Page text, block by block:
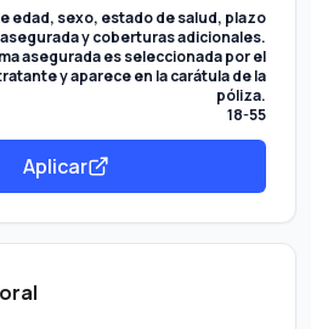
edad, sexo, estado de salud, plazo
y coberturas adicionales.
asegurada es seleccionada por el
y aparece en la carátula de la
póliza.
18-55
Aplicar